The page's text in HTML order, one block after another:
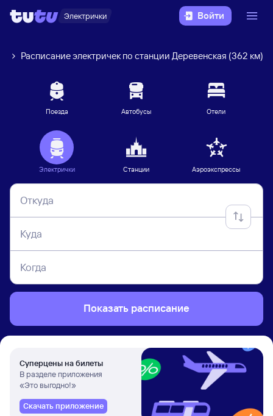
Электрички Войти
Расписание электричек по станции Деревенская (362 км)
Поезда Автобусы Отели
Электрички Станции Аэроэкспрессы
Откуда
Куда
Когда
Показать расписание
Суперцены на билеты
В разделе приложения
«Это выгодно!»
Скачать приложение